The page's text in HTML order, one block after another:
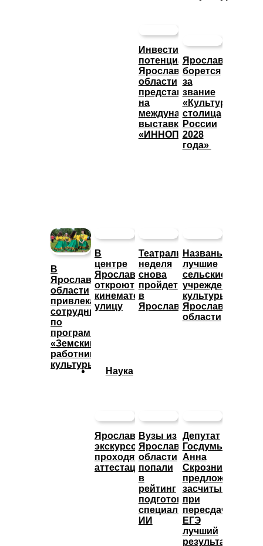
Инвестиционный
потенциал
Ярославской
области
представят
на
международной
выставке
«ИННОПРОМ»
Ярославль
борется
за
звание
«Культурная
столица
России
2028
года»
В
Ярославской
области
привлекают
сотрудников
по
программе
«Земский
работник
культуры»
В
центре
Ярославле
откроют
кинематографическую
улицу
Театральная
неделя
снова
пройдет
в
Ярославле
Названы
лучшие
сельские
учреждения
культуры
Ярославской
области
Наука
Ярославские
экскурсоводы
проходят
аттестацию
Вузы из
Ярославской
области
попали
в
рейтинг
подготовки
специалистов
ИИ
Депутат
Госдумы
Анна
Скрозникова
предложила
засчитывать
при
пересдаче
ЕГЭ
лучший
результат